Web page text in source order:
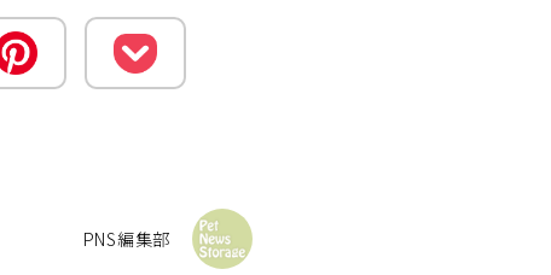
PNS編集部